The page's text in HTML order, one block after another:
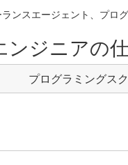
ンスエージェント、プロ
ンジニアの
プログラミングス